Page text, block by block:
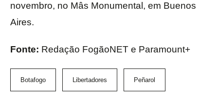
novembro, no Mâs Monumental, em Buenos
Aires.
Fonte: Redação FogãoNET e Paramount+
Botafogo Libertadores Peñarol